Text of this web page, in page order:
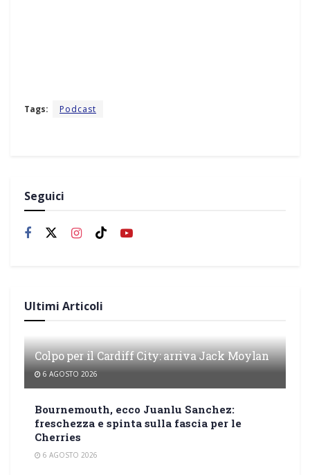
Tags: Podcast
Seguici
Ultimi Articoli
Colpo per il Cardiff City: arriva Jack Moylan
6 AGOSTO 2026
Bournemouth, ecco Juanlu Sanchez:
freschezza e spinta sulla fascia per le
Cherries
6 AGOSTO 2026